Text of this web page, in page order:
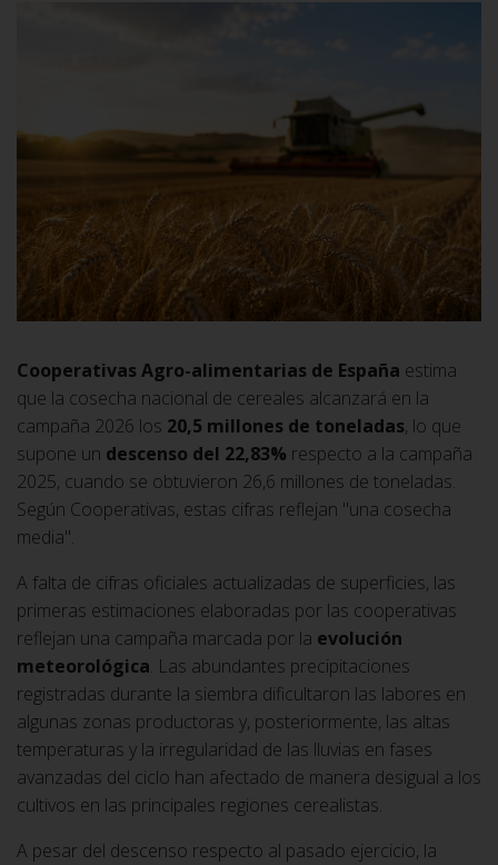
Cooperativas Agro-alimentarias de España estima
que la cosecha nacional de cereales alcanzará en la
campaña 2026 los 20,5 millones de toneladas, lo que
supone un descenso del 22,83% respecto a la campaña
2025, cuando se obtuvieron 26,6 millones de toneladas.
Según Cooperativas, estas cifras reflejan "una cosecha
media".
A falta de cifras oficiales actualizadas de superficies, las
primeras estimaciones elaboradas por las cooperativas
reflejan una campaña marcada por la evolución
meteorológica. Las abundantes precipitaciones
registradas durante la siembra dificultaron las labores en
algunas zonas productoras y, posteriormente, las altas
temperaturas y la irregularidad de las lluvias en fases
avanzadas del ciclo han afectado de manera desigual a los
cultivos en las principales regiones cerealistas.
A pesar del descenso respecto al pasado ejercicio, la